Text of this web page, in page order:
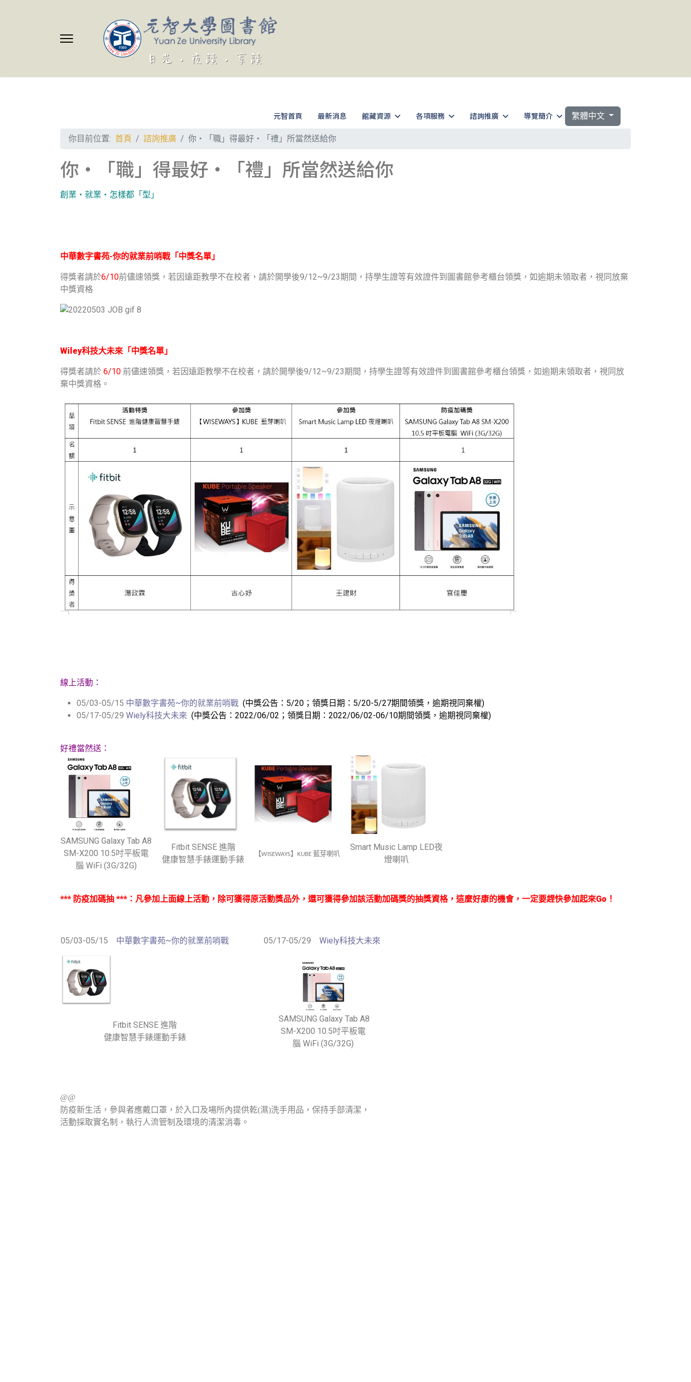
元智首頁 最新消息 館藏資源 各項服務 諮詢推廣 導覽簡介 選擇你的語言
繁體中文
你目前位置: 首頁 諮詢推廣 你‧「職」得最好‧「禮」所當然送給你
你‧「職」得最好‧「禮」所當然送給你
創業‧就業‧怎樣都「型」
中華數字書苑-你的就業前哨戰「中獎名單」
得獎者請於6/10前儘速領獎，若因遠距教學不在校者，請於開學後9/12~9/23期間，持學生證等有效證件到圖書館參考櫃台領獎，如逾期未領取者，視同放棄
中獎資格
Wiley科技大未來 「中獎名單」
得獎者請於 6/10 前儘速領獎，若因遠距教學不在校者，請於開學後9/12~9/23期間，持學生證等有效證件到圖書館參考櫃台領獎，如逾期未領取者，視同放
棄中獎資格。
線上活動：
05/03-05/15 中華數字書苑~你的就業前哨戰 (中獎公告：5/20；領獎日期：5/20-5/27期間領獎，逾期視同棄權)
05/17-05/29 Wiely科技大未來 (中獎公告：2022/06/02；領獎日期：2022/06/02-06/10期間領獎，逾期視同棄權)
好禮當然送：
SAMSUNG Galaxy Tab A8
SM-X200 10.5吋平板電
腦 WiFi (3G/32G)
Fitbit SENSE 進階
健康智慧手錶運動手錶
【WISEWAYS】 KUBE 藍芽喇叭
Smart Music Lamp LED夜
燈喇叭
*** 防疫加碼抽 ***： 凡參加上面線上活動，除可獲得原活動獎品外，還可獲得參加該活動加碼獎的抽獎資格，這麼好康的機會，一定要趕快參加起來Go！
05/03-05/15 中華數字書苑~你的就業前哨戰 05/17-05/29 Wiely科技大未來
Fitbit SENSE 進階
健康智慧手錶運動手錶
SAMSUNG Galaxy Tab A8
SM-X200 10.5吋平板電
腦 WiFi (3G/32G)
@@
防疫新生活，參與者應戴口罩，於入口及場所內提供乾(濕)洗手用品，保持手部清潔，
活動採取實名制，執行人流管制及環境的清潔消毒。